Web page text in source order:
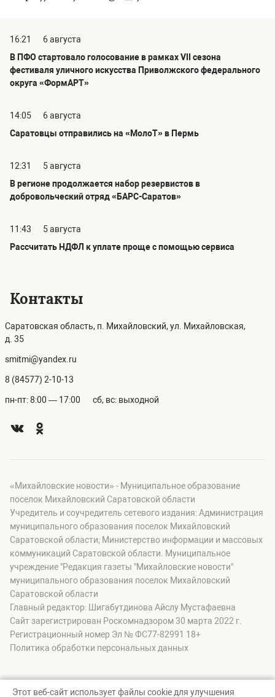
16:21
6 августа
В ПФО стартовало голосование в рамках VII сезона
фестиваля уличного искусства Приволжского федерального
округа «ФормАРТ»
14:05
6 августа
Саратовцы отправились на «МолоТ» в Пермь
12:31
5 августа
В регионе продолжается набор резервистов в
добровольческий отряд «БАРС-Саратов»
11:43
5 августа
Рассчитать НДФЛ к уплате проще с помощью сервиса
Контакты
Саратовская область, п. Михайловский, ул. Михайловская,
д. 35
smitmi@yandex.ru
8 (84577) 2-10-13
пн-пт: 8:00 — 17:00 сб, вс: выходной
«Михайловские новости» - Муниципальное образование
поселок Михайловский Саратовской области
Учредитель и соучредитель сетевого издания: Администрация
муниципального образования поселок Михайловский
Саратовской области; Министерство информации и массовых
коммуникаций Саратовской области. Муниципальное
учреждение "Редакция газеты "Михайловские новости"
муниципального образования поселок Михайловский
Саратовской области
Главный редактор: Шигабутдинова Айслу Мустафаевна
Сайт зарегистрирован Роскомнадзором 30 марта 2022 г.
Регистрационный номер Эл № ФС77-82991 18+
Политика обработки персональных данных
Этот веб-сайт использует файлы cookie для улучшения